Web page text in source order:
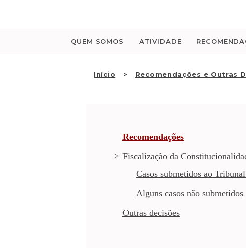
QUEM SOMOS ATIVIDADE
Início Recomendações e Outras
Recomendações
Fiscalização da
Casos submetidos ao
Alguns casos não submetidos
Outras decisões